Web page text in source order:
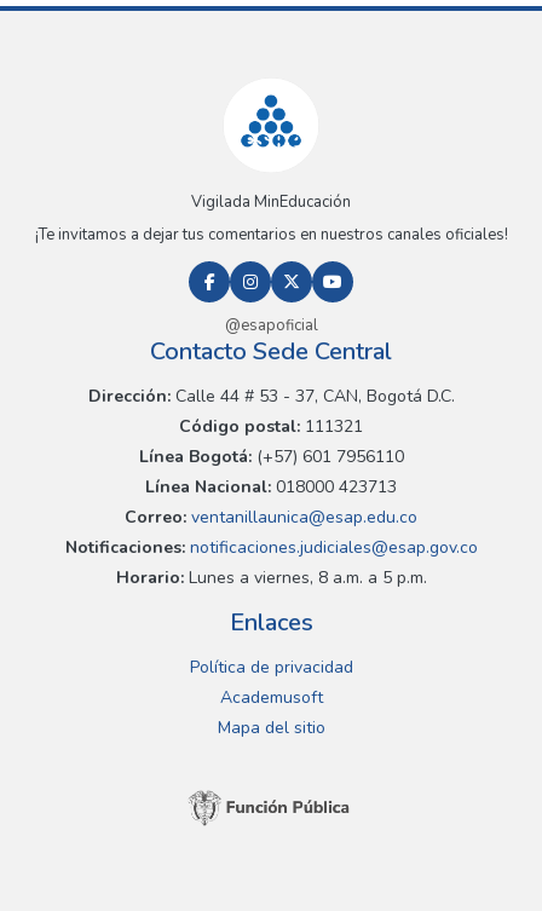
Vigilada MinEducación
¡Te invitamos a dejar tus comentarios en nuestros canales oficiales!
@esapoficial
Contacto Sede Central
Dirección:Calle 44 # 53 - 37, CAN, Bogotá D.C.
Código postal: 111321
Línea Bogotá:(+57) 601 7956110
Línea Nacional: 018000 423713
Correo: ventanillaunica@esap.edu.co
Notificaciones:notificaciones.judiciales@esap.gov.co
Horario:Lunes a viernes, 8 a.m. a 5 p.m.
Enlaces
Política de privacidad
Academusoft
Mapa del sitio